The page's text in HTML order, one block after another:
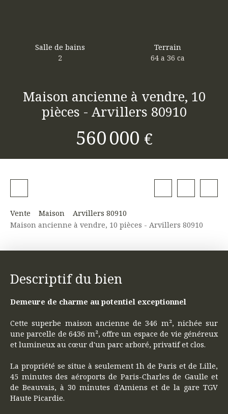
Salle de bains
2
Terrain
64 a 36 ca
Maison ancienne à vendre, 10
pièces - Arvillers 80910
560 000 €
Vente Maison
Arvillers 80910
Maison ancienne à vendre, 10 pièces - Arvillers 80910
Descriptif du bien
Demeure de charme au potentiel exceptionnel
Cette superbe maison ancienne de 346 m², nichée sur
une parcelle de 6436 m², offre un espace de vie généreux
et lumineux au cœur d'un parc arboré, privatif et clos.
La propriété se situe à seulement 1h de Paris et de Lille,
45 minutes des aéroports de Paris-Charles de Gaulle et
de Beauvais, à 30 minutes d'Amiens et de la gare TGV
Haute Picardie.